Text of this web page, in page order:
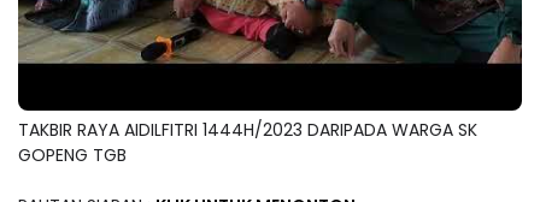
TAKBIR RAYA AIDILFITRI 1444H/2023 DARIPADA WARGA SK
GOPENG TGB